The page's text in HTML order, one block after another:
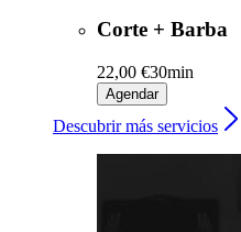
Corte + Barba
22,00 €30min
Agendar
Descubrir más servicios